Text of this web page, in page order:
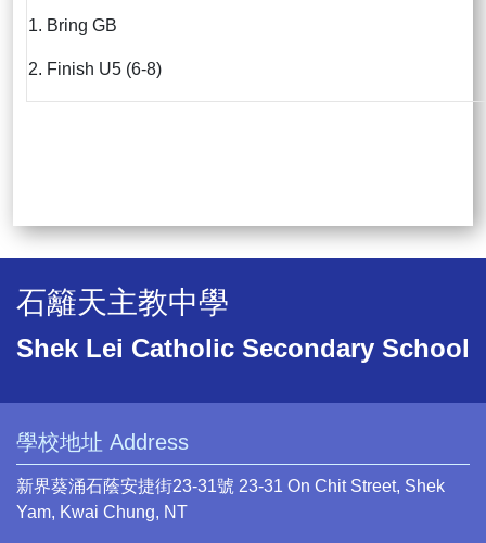
1. Bring GB
2. Finish U5 (6-8)
石籬天主教中學
Shek Lei Catholic Secondary School
學校地址 Address
新界葵涌石蔭安捷街23-31號 23-31 On Chit Street, Shek
Yam, Kwai Chung, NT